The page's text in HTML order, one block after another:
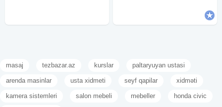
masaj tezbazar.az kurslar paltaryuyan ustasi
arenda masinlar usta xidmeti seyf qapilar xidməti
kamera sistemleri salon mebeli mebeller honda civic